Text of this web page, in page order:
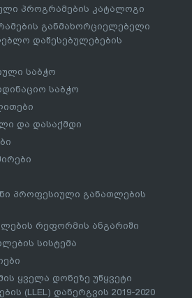
პროგრამების კატალოგი
განმახორციელებელი
დაწესებულებების
საბჭო
საბჭო
და დასაქმდი
პროფესიული განათლების
რეფორმის ანგარიში
სისტემა
ყველა დონეზე უწყვეტი
(LLEL) დანერგვის 2019-2020